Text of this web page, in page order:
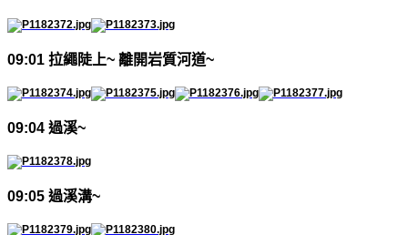
09:01 拉繩陡上~ 離開岩質河道~
09:04 過溪~
09:05 過溪溝~